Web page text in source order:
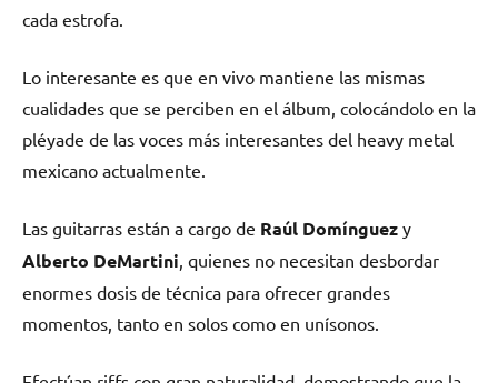
cada estrofa.
Lo interesante es que en vivo mantiene las mismas
cualidades que se perciben en el álbum, colocándolo en la
pléyade de las voces más interesantes del heavy metal
mexicano actualmente.
Las guitarras están a cargo de Raúl Domínguez y
Alberto DeMartini , quienes no necesitan desbordar
enormes dosis de técnica para ofrecer grandes
momentos, tanto en solos como en unísonos.